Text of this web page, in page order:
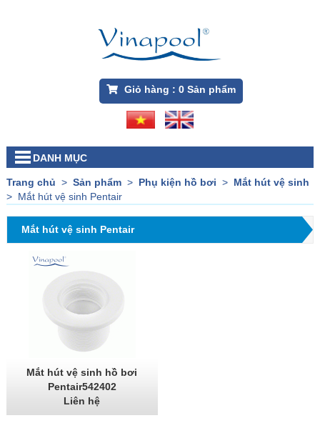
Giỏ hàng : 0Sản phẩm
DANH MỤC
Trang chủ > Sản phẩm> Phụ kiện hồ bơi > Mắt hút vệ sinh
> Mắt hút vệ sinh Pentair
Mắt hút vệ sinh Pentair
Mắt hút vệ sinh hồ bơi
Pentair542402
Liên hệ